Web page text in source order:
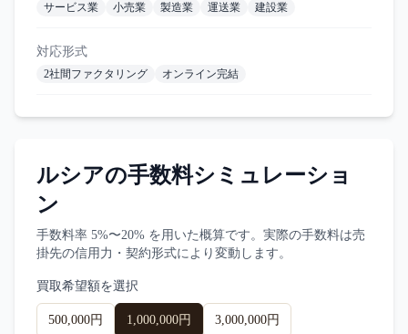
サービス業 小売業 製造業 運送業 建設業
対応形式
2社間ファクタリング オンライン完結
ルシアの手数料シミュレーショ
ン
手数料率 5%〜20% を用いた概算です。実際の手数料は売
掛先の信用力・契約形式により変動します。
買取希望額を選択
500,000円 1,000,000円 3,000,000円